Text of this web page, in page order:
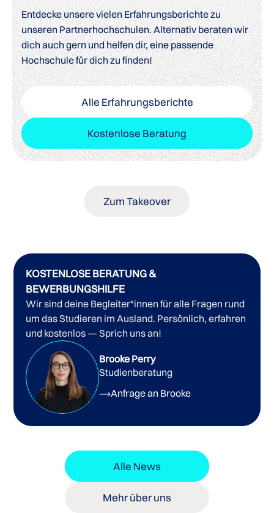
Entdecke unsere vielen Erfahrungsberichte zu
unseren Partnerhochschulen. Alternativ beraten wir
dich auch gern und helfen dir, eine passende
Hochschule für dich zu finden!
Alle Erfahrungsberichte
Kostenlose Beratung
Zum Takeover
KOSTENLOSE BERATUNG &
BEWERBUNGSHILFE
Wir sind deine Begleiter*innen für alle Fragen rund
um das Studieren im Ausland. Persönlich, erfahren
und kostenlos — Sprich uns an!
Brooke Perry
Studienberatung
Anfrage an Brooke
Alle News
Mehr über uns